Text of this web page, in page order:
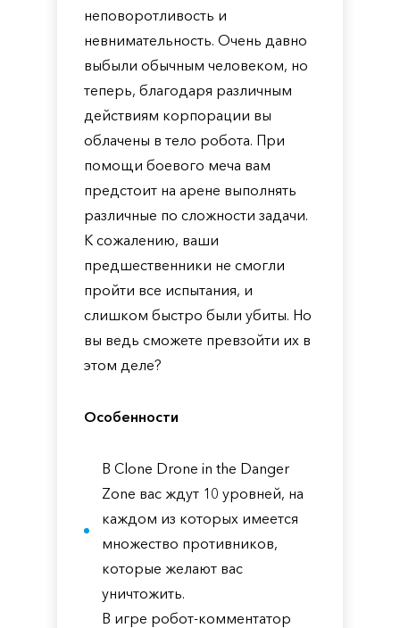
неповоротливость и
невнимательность. Очень давно
выбыли обычным человеком, но
теперь, благодаря различным
действиям корпорации вы
облачены в тело робота. При
помощи боевого меча вам
предстоит на арене выполнять
различные по сложности задачи.
К сожалению, ваши
предшественники не смогли
пройти все испытания, и
слишком быстро были убиты. Но
вы ведь сможете превзойти их в
этом деле?
Особенности
В Clone Drone in the Danger
Zone вас ждут 10 уровней, на
каждом из которых имеется
множество противников,
которые желают вас
уничтожить.
В игре робот-комментатор